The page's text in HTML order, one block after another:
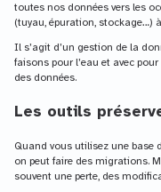
toutes nos données vers les
(tuyau, épuration, stockage…)
Il s’agit d’un gestion de la
faisons pour l’eau et avec
des données.
Les outils
Quand vous utilisez une base
on peut faire des migrations.
souvent une perte, des